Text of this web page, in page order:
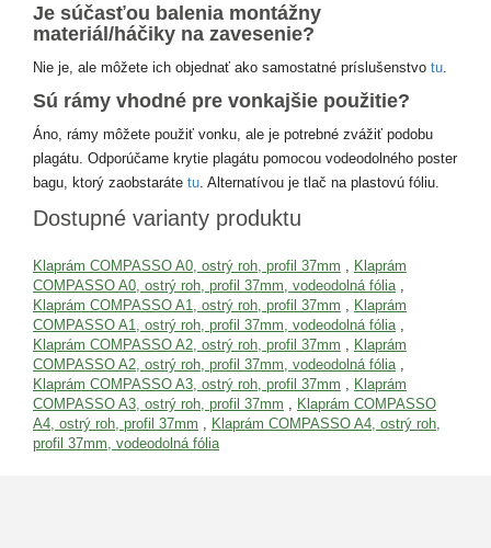
Je súčasťou balenia montážny
materiál/háčiky na zavesenie?
Nie je, ale môžete ich objednať ako samostatné príslušenstvo tu
Sú rámy vhodné pre vonkajšie použitie?
Áno, rámy môžete použiť vonku, ale je potrebné zvážiť podobu
plagátu. Odporúčame krytie plagátu pomocou vodeodolného poster
bagu, ktorý zaobstaráte tu . Alternatívou je tlač na plastovú fóliu.
Dostupné varianty produktu
Klaprám COMPASSO A0, ostrý roh, profil 37mm
Klaprám
COMPASSO A0, ostrý roh, profil 37mm, vodeodolná fólia
Klaprám COMPASSO A1, ostrý roh, profil 37mm
Klaprám
COMPASSO A1, ostrý roh, profil 37mm, vodeodolná fólia
Klaprám COMPASSO A2, ostrý roh, profil 37mm
Klaprám
COMPASSO A2, ostrý roh, profil 37mm, vodeodolná fólia
Klaprám COMPASSO A3, ostrý roh, profil 37mm
Klaprám
COMPASSO A3, ostrý roh, profil 37mm
Klaprám COMPASSO
A4, ostrý roh, profil 37mm
Klaprám COMPASSO A4, ostrý roh,
profil 37mm, vodeodolná fólia